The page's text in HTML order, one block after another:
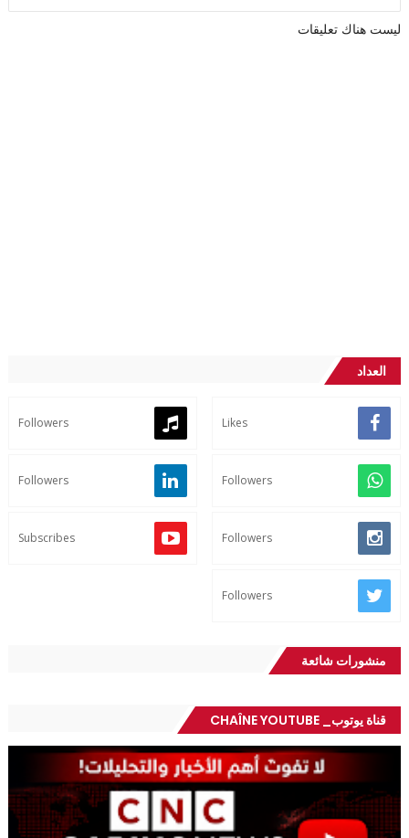
ليست هناك تعليقات
العداد
Likes
Followers
Followers
Followers
Followers
Subscribes
Followers
منشورات شائعة
قناة يوتوب_ CHAÎNE YOUTUBE